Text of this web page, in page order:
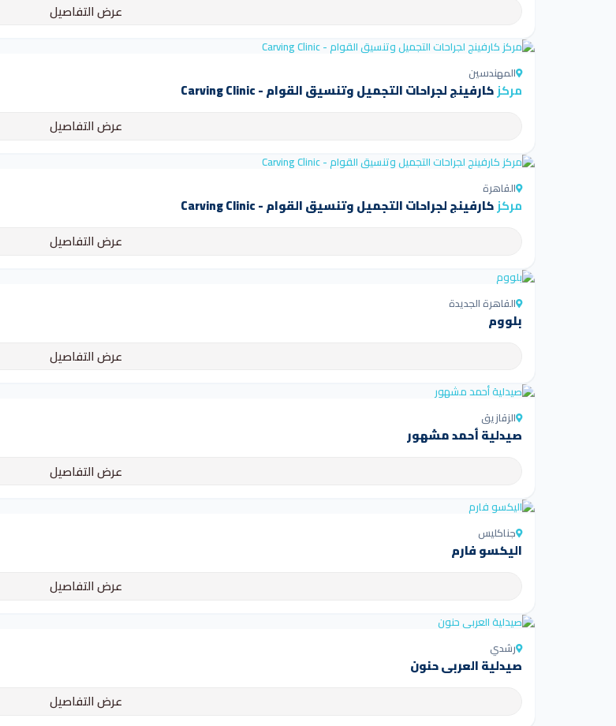
عرض التفاصيل
المهندسين
مركزكارفينج لجراحات التجميل وتنسيق القوام - Carving Clinic
عرض التفاصيل
القاهرة
مركزكارفينج لجراحات التجميل وتنسيق القوام - Carving Clinic
عرض التفاصيل
القاهرة الجديدة
بلووم
عرض التفاصيل
الزقازيق
صيدلية أحمد مشهور
عرض التفاصيل
جناكليس
اليكسو فارم
عرض التفاصيل
رشدي
صيدلية العربى حنون
عرض التفاصيل